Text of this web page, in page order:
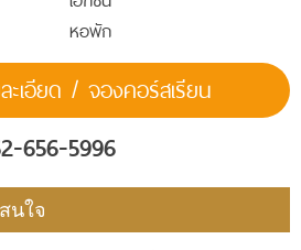
หอพัก
ะเอียด / จองคอร์สเรียน
656-5996
นใจ